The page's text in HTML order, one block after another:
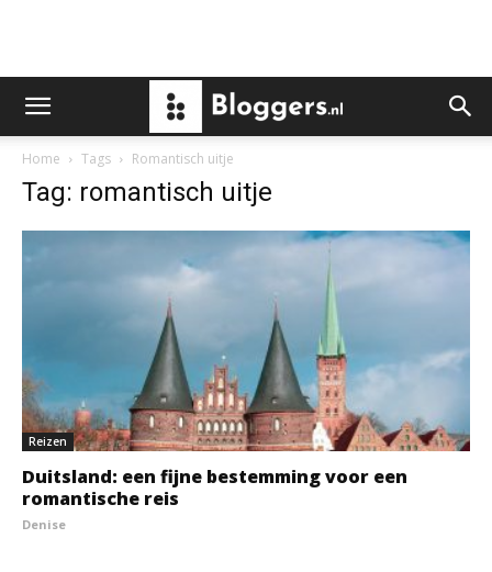
Home Tags Romantisch uitje
Tag: romantisch uitje
Reizen
Duitsland: een fijne bestemming voor een
romantische reis
Denise